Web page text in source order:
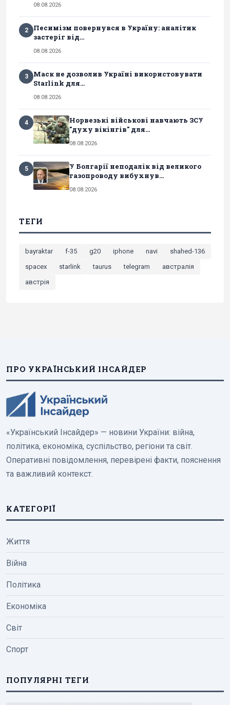
08.08.2026
2
Песимізм повернувся в Україну: аналітик
застеріг від...
08.08.2026
3
Маск не дозволив Україні використовувати
Starlink для...
08.08.2026
4
Норвезькі військові навчають ЗСУ
"духу вікінгів" для...
08.08.2026
5
У Болгарії неподалік від великого
газопроводу вибухнув...
08.08.2026
ТЕГИ
bayraktar f-35 g20 iphone navi
shahed-136
spacex
starlink taurus telegram
австралія
австрія
ПРО УКРАЇНСЬКИЙ ІНСАЙДЕР
«Український Інсайдер» — новини України: війна,
політика, економіка, суспільство, регіони та світ.
Оперативні повідомлення, перевірені факти, пояснення
та важливий контекст.
КАТЕГОРІЇ
Життя
Війна
Політика
Економіка
Світ
Спорт
ПОПУЛЯРНІ ТЕГИ